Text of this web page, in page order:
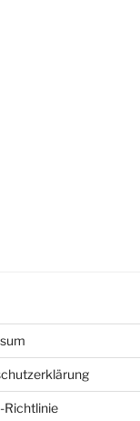
Richtlinie